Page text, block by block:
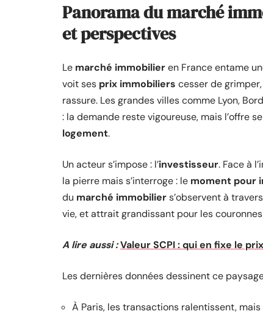
Panorama du marché
et perspectives
Le marché immobilieren France entame
voit ses prix immobiliers cesser de
rassure. Les grandes villes comme Lyon,
: la demande reste vigoureuse, mais l’offre
logement.
Un acteur s’impose : l’investisseur. Face à
la pierre mais s’interroge : le moment pour
du marché immobiliers’observent à
vie, et attrait grandissant pour les
A lire aussi :Valeur SCPI : qui en fixe le
Les dernières données dessinent ce
À Paris, les transactions ralentissent,